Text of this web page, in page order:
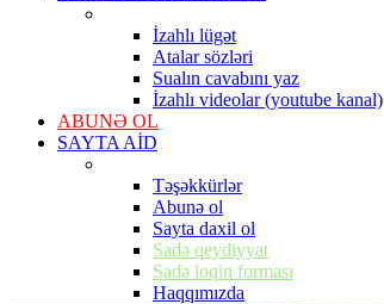
İzahlı lügət
Atalar sözləri
Sualın cavabını yaz
İzahlı videolar (youtube kanal)
ABUNƏ OL
SAYTA AİD
Təşəkkürlər
Abunə ol
Sayta daxil ol
Sadə qeydiyyat
Sadə loqin forması
Haqqımızda